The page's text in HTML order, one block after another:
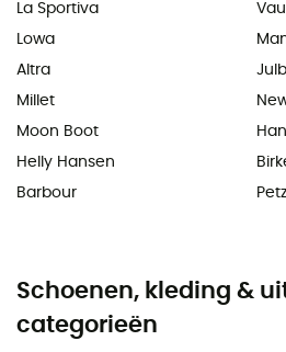
La Sportiva
Lowa
Altra
Millet
Moon Boot
Helly Hansen
Barbour
Petzl
Schoenen, kleding &
categorieën